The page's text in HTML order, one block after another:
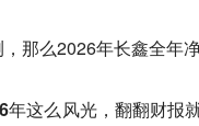
那么2026年长鑫全年
年这么风光，翻翻财报